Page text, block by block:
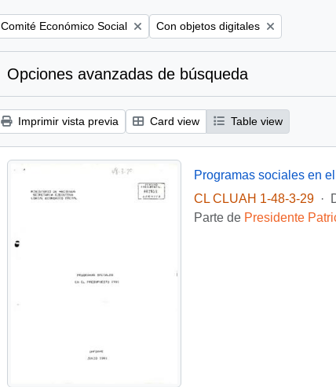
Remove filter:
Comité Económico Social Remove filter:
Con objetos digitales
Opciones avanzadas de búsqueda
Imprimir vista previa Card view Table view
Programas sociales en
CL CLUAH 1-48-3-29
·
Parte de Presidente